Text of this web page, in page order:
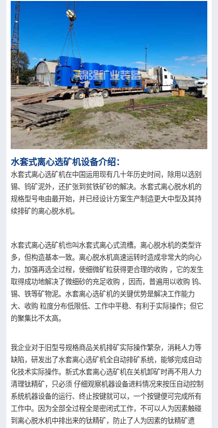
水套式离心选矿机设备介绍：
水套式离心选矿机在中国运用现有几十年历史时间，除用以选别
锡、钨矿泥外，还扩张到贫铁矿砂的解决。水套式离心脱水机的
规格型号电由最开始，并已经设计方案生产制造更大中型及其持
续排矿的离心脱水机。
水套式离心选矿机也叫水套式离心式流槽。离心脱水机的类型许
多，但构造基本一致。离心脱水机高速运转时造成非常大的向心
力，加强再选全过程，使细微矿粒获得更合理的收购 ，它的发生
取得成功地解决了微细砂的充足收购 ，因而，普遍用以收购 钨、
锡、铁等矿物泥。水套离心选矿机的关键优势是解决工作能力
大、收购 粒度分布低限低、工作中平稳、有利于实际操作；但它
的聚集比不太高。
我企业对于旧型号规格商品关机排矿实际操作繁杂，消耗人力等
缺陷，研发出了水套离心选矿机全自动排矿系统，能够完成自动
化技术实际操作。新式水套离心选矿机在关机卸矿时再不用人力
清理钛精矿，只必须 仔细观察机器设备进料情况来按压自动控制
系统机器设备的运行、终止按键就可以，一个按键便可完成所有
工作中。因为全部全过程全是密闭式工作，不可以人为因素触碰
到离心脱水机中排出来的钛精矿，防止了人为因素的钛精矿遗